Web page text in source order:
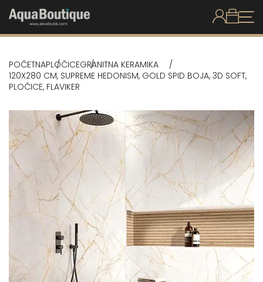
POČETNAPLOČICEGRANITNA KERAMIKA
120X280 CM, SUPREME HEDONISM, GOLD SPID BOJA, 3D SOFT,
PLOČICE, FLAVIKER